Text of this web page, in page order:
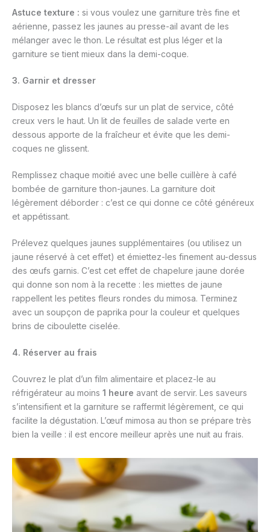
Astuce texture : si vous voulez une garniture très fine et
aérienne, passez les jaunes au presse-ail avant de les
mélanger avec le thon. Le résultat est plus léger et la
garniture se tient mieux dans la demi-coque.
3. Garnir et dresser
Disposez les blancs d’œufs sur un plat de service, côté
creux vers le haut. Un lit de feuilles de salade verte en
dessous apporte de la fraîcheur et évite que les demi-
coques ne glissent.
Remplissez chaque moitié avec une belle cuillère à café
bombée de garniture thon-jaunes. La garniture doit
légèrement déborder : c’est ce qui donne ce côté généreux
et appétissant.
Prélevez quelques jaunes supplémentaires (ou utilisez un
jaune réservé à cet effet) et émiettez-les finement au-dessus
des œufs garnis. C’est cet effet de chapelure jaune dorée
qui donne son nom à la recette : les miettes de jaune
rappellent les petites fleurs rondes du mimosa. Terminez
avec un soupçon de paprika pour la couleur et quelques
brins de ciboulette ciselée.
4. Réserver au frais
Couvrez le plat d’un film alimentaire et placez-le au
réfrigérateur au moins 1 heure avant de servir. Les saveurs
s’intensifient et la garniture se raffermit légèrement, ce qui
facilite la dégustation. L’œuf mimosa au thon se prépare très
bien la veille : il est encore meilleur après une nuit au frais.